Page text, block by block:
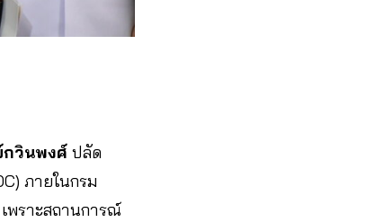
กวินพงศ์ ปลัด
ภายในกรม
พราะสถานการณ์